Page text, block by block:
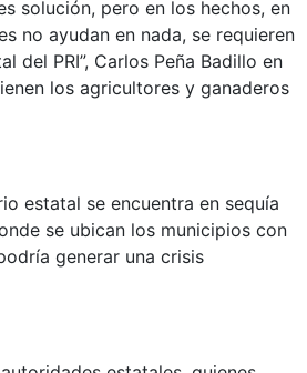
solución, pero en los hechos, en
no ayudan en nada, se requieren
PRI”, Carlos Peña Badillo en
los agricultores y ganaderos
estatal se encuentra en sequía
se ubican los municipios con
generar una crisis